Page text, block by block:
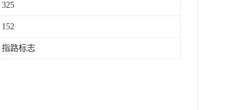
325
152
指路标志